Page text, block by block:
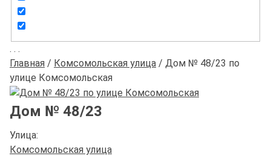
. . .
Главная / Комсомольская улица / Дом № 48/23 по
улице Комсомольская
Дом № 48/23
Улица:
Комсомольская улица